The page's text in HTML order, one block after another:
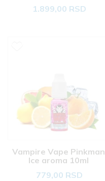
1.899,00 RSD
Vampire Vape Pinkman
Ice aroma 10ml
779,00 RSD